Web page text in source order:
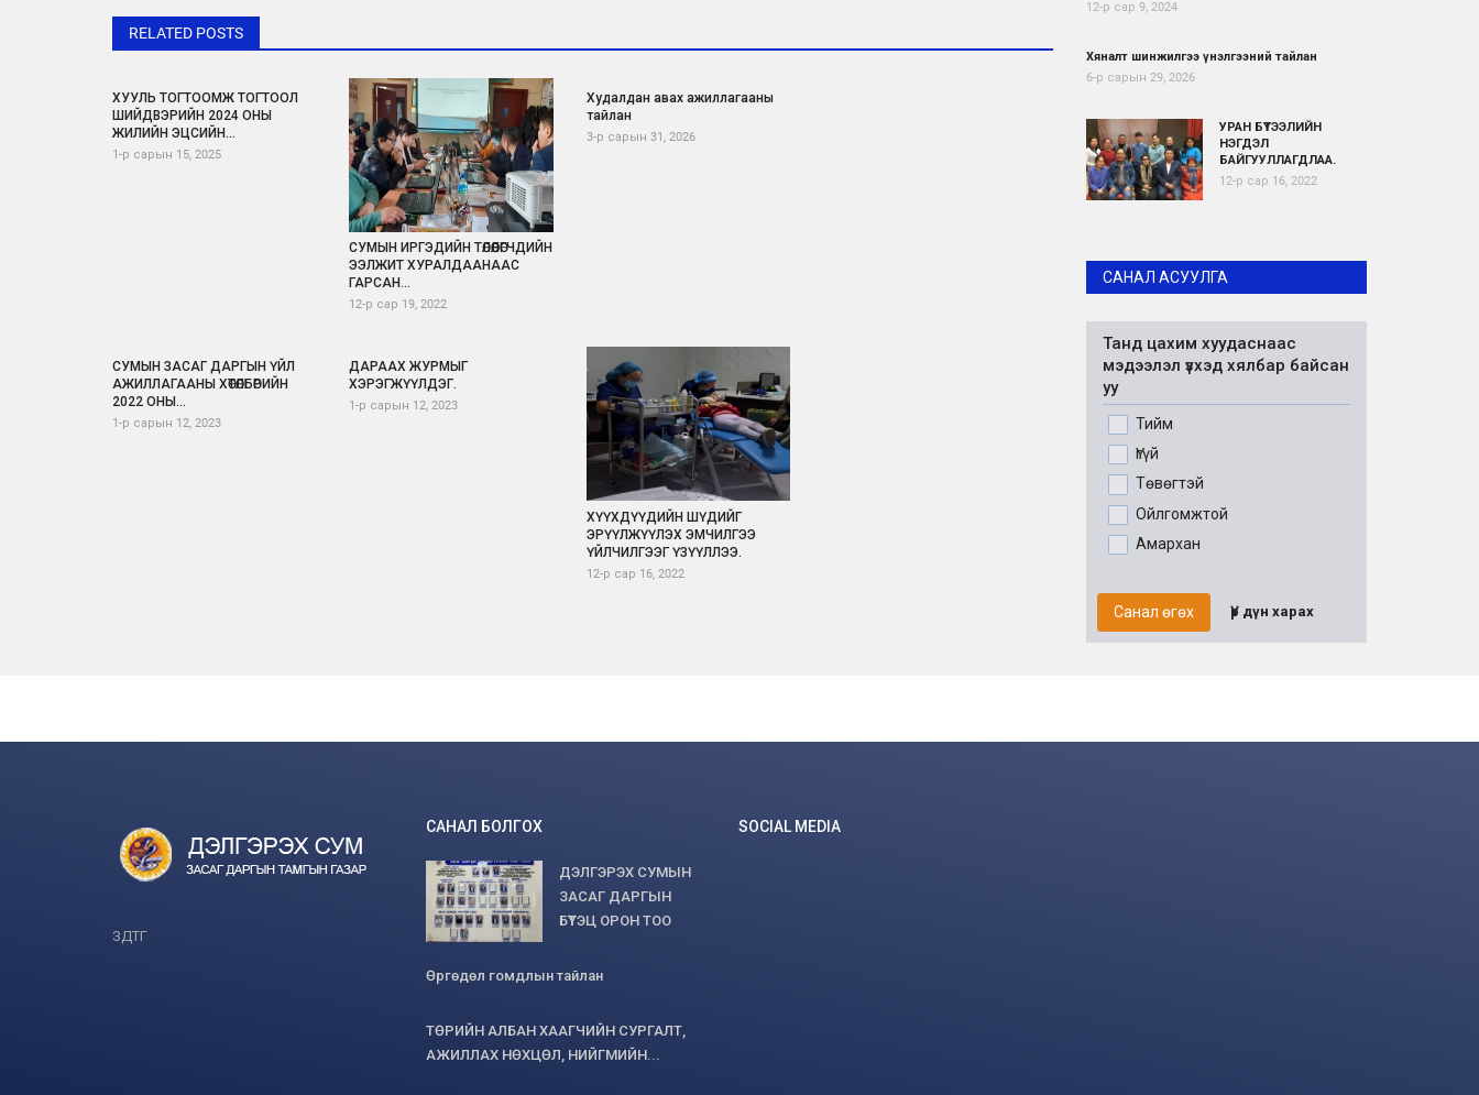
RELATED POSTS
ХУУЛЬ ТОГТООМЖ ТОГТООЛ
ШИЙДВЭРИЙН 2024 ОНЫ
ЖИЛИЙН ЭЦСИЙН...
1-р сарын 15, 2025
СУМЫН ИРГЭДИЙН ТӨЛӨӨЛӨГЧДИЙН
ЭЭЛЖИТ ХУРАЛДААНААС
ГАРСАН...
12-р сар 19, 2022
Худалдан авах ажиллагааны
тайлан
3-р сарын 31, 2026
СУМЫН ЗАСАГ ДАРГЫН ҮЙЛ
АЖИЛЛАГААНЫ ХӨТӨЛБӨРИЙН
2022 ОНЫ...
1-р сарын 12, 2023
ДАРААХ ЖУРМЫГ
ХЭРЭГЖҮҮЛДЭГ.
1-р сарын 12, 2023
ХҮҮХДҮҮДИЙН ШҮДИЙГ
ЭРҮҮЛЖҮҮЛЭХ ЭМЧИЛГЭЭ
ҮЙЛЧИЛГЭЭГ ҮЗҮҮЛЛЭЭ.
12-р сар 16, 2022
12-р сар 9, 2024
Хяналт шинжилгээ үнэлгээний тайлан
6-р сарын 29, 2026
УРАН БҮТЭЭЛИЙН
НЭГДЭЛ
БАЙГУУЛЛАГДЛАА.
12-р сар 16, 2022
САНАЛ АСУУЛГА
Танд цахим хуудаснаас
мэдээлэл үзхэд хялбар байсан
уу
Тийм
Үгүй
Төвөгтэй
Ойлгомжтой
Амархан
Санал өгөх Үр дүн харах
ЗДТГ
САНАЛ БОЛГОХ
ДЭЛГЭРЭХ СУМЫН
ЗАСАГ ДАРГЫН
БҮТЭЦ ОРОН ТОО
Өргөдөл гомдлын тайлан
ТӨРИЙН АЛБАН ХААГЧИЙН СУРГАЛТ,
АЖИЛЛАХ НӨХЦӨЛ, НИЙГМИЙН...
SOCIAL MEDIA